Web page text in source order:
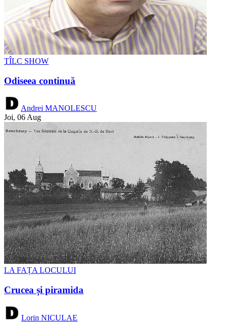
TÎLC SHOW
Odiseea continuă
Andrei MANOLESCU
Joi, 06 Aug
LA FAȚA LOCULUI
Crucea și piramida
Lorin NICULAE